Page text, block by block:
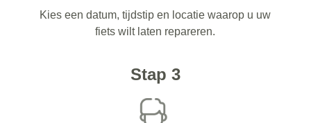
Kies een datum, tijdstip en locatie waarop u uw
fiets wilt laten repareren.
Stap 3